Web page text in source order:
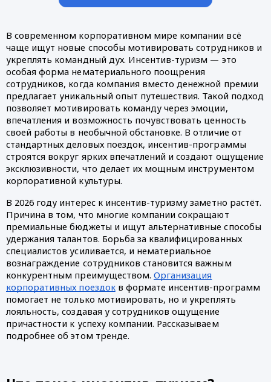
В современном корпоративном мире компании всё
чаще ищут новые способы мотивировать сотрудников и
укреплять командный дух. Инсентив-туризм — это
особая форма нематериального поощрения
сотрудников, когда компания вместо денежной премии
предлагает уникальный опыт путешествия. Такой подход
позволяет мотивировать команду через эмоции,
впечатления и возможность почувствовать ценность
своей работы в необычной обстановке. В отличие от
стандартных деловых поездок, инсентив-программы
строятся вокруг ярких впечатлений и создают ощущение
эксклюзивности, что делает их мощным инструментом
корпоративной культуры.
В 2026 году интерес к инсентив-туризму заметно растёт.
Причина в том, что многие компании сокращают
премиальные бюджеты и ищут альтернативные способы
удержания талантов. Борьба за квалифицированных
специалистов усиливается, и нематериальное
вознаграждение сотрудников становится важным
конкурентным преимуществом. Организация
корпоративных поездокв формате инсентив-программ
помогает не только мотивировать, но и укреплять
лояльность, создавая у сотрудников ощущение
причастности к успеху компании. Рассказываем
подробнее об этом тренде.